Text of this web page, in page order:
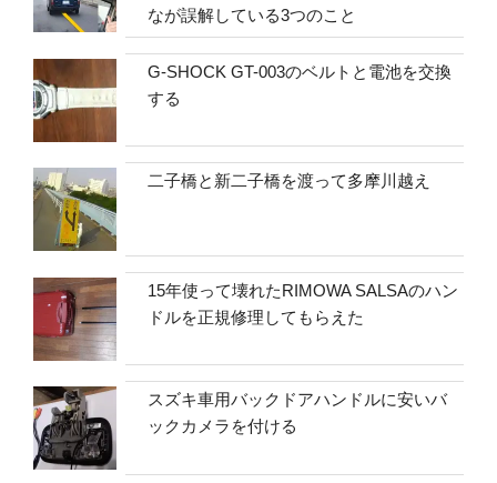
なが誤解している3つのこと
G-SHOCK GT-003のベルトと電池を交換
する
二子橋と新二子橋を渡って多摩川越え
15年使って壊れたRIMOWA SALSAのハン
ドルを正規修理してもらえた
スズキ車用バックドアハンドルに安いバ
ックカメラを付ける